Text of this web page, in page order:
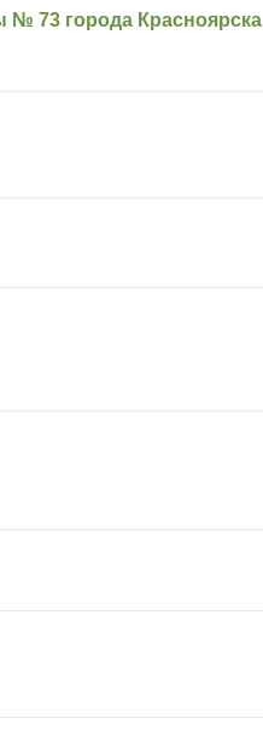
№ 73 города Красноярска